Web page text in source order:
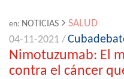
en: NOTICIAS
SALUD
04-11-2021 /
Nimotuzumab: El
contra el cáncer